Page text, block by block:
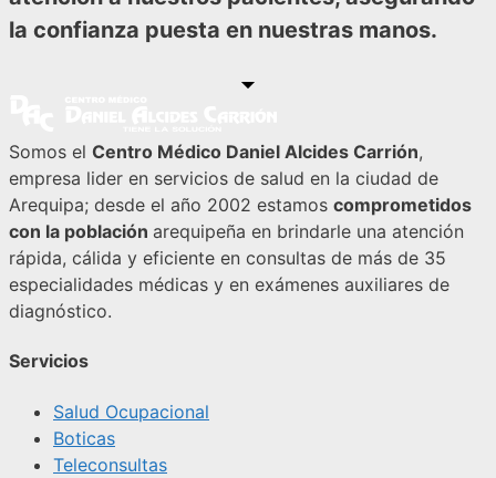
la confianza puesta en nuestras manos.
Somos el Centro Médico Daniel Alcides Carrión,
empresa lider en servicios de salud en la ciudad de
Arequipa; desde el año 2002 estamos comprometidos
con la población arequipeña en brindarle una atención
rápida, cálida y eficiente en consultas de más de 35
especialidades médicas y en exámenes auxiliares de
diagnóstico.
Servicios
Salud Ocupacional
Boticas
Teleconsultas